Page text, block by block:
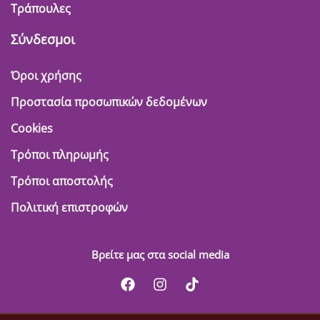
Τράπουλες
Σύνδεσμοι
Όροι χρήσης
Προστασία προσωπικών δεδομένων
Cookies
Τρόποι πληρωμής
Τρόποι αποστολής
Πολιτική επιστροφών
Βρείτε μας στα social media